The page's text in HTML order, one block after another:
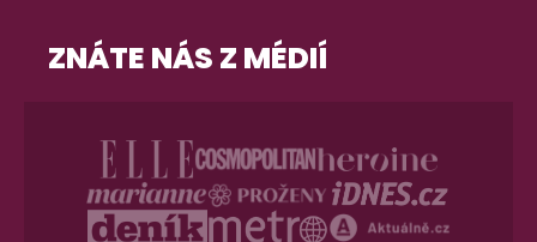
ZNÁTE NÁS Z MÉDIÍ